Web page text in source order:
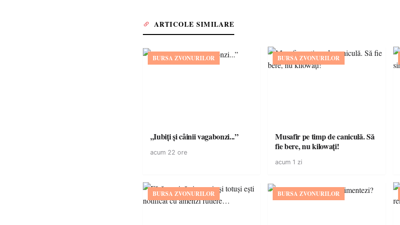
ARTICOLE SIMILARE
BURSA ZVONURILOR
,,Iubiți și câinii vagabonzi...”
acum 22 ore
BURSA ZVONURILOR
Musafir pe timp de caniculă. Să
fie bere, nu kilowați!
acum 1 zi
BURSA ZVONURILOR BURSA ZVONURILOR